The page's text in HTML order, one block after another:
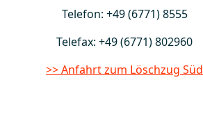
Telefon: +49 (6771) 8555
Telefax: +49 (6771) 802960
>> Anfahrt zum Löschzug Süd